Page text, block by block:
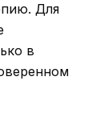
Для
в